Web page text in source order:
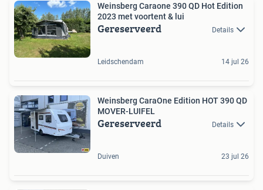
Weinsberg Caraone 390 QD Hot Edition
2023 met voortent & lui
Gereserveerd Details
Leidschendam 14 jul 26
Weinsberg CaraOne Edition HOT 390 QD
MOVER-LUIFEL
Gereserveerd Details
Duiven 23 jul 26